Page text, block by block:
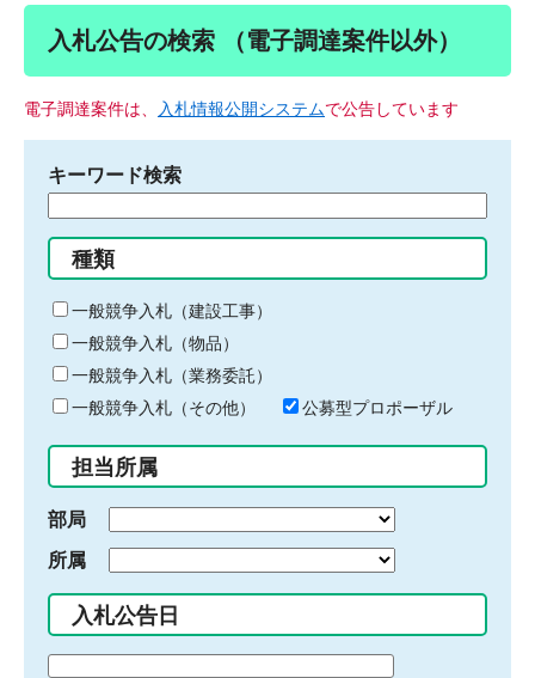
入札公告の検索 （電子調達案件以外）
電子調達案件は、 入札情報公開システムで公告しています
キーワード検索
る
キ
ー
ワ
ー
ド
入
力
種類
一般競争入札（建設工事）
一般競争入札（物品）
一般競争入札（業務委託）
一般競争入札（その他）
公募型プロポーザル
担当所属
部局
所属
入札公告日